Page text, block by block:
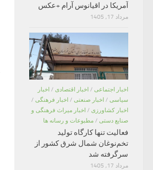
آمریکا در اقیانوس آرام +عکس
مرداد 17, 1405
اخبار اجتماعی / اخبار اقتصادی / اخبار
سیاسی / اخبار صنعتی / اخبار فرهنگی /
اخبار کشاورزی / اخبار میراث فرهنگی و
صنایع دستی / مطبوعات و رسانه ها
فعالیت تنها کارگاه تولید
تخم‌نوغان شمال شرق کشور از
سرگرفته شد
مرداد 17, 1405